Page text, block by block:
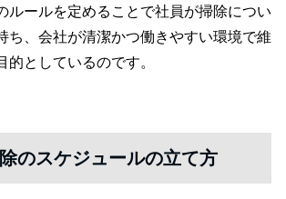
ルールを定めることで社員が掃除につい
ち、会社が清潔かつ働きやすい環境で維
としているのです。
のスケジュールの立て方